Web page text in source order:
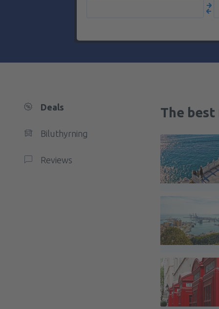
Deals
Biluthyrning
Reviews
The